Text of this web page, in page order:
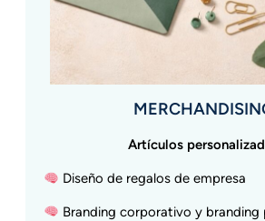
Artículos
Diseño de regalos de empresa
Branding corporativo y branding